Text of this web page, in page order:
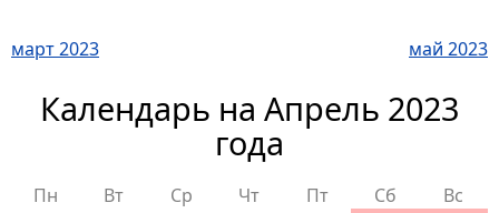
март 2023 май 2023
Календарь на Апрель 2023
года
Пн Вт Ср Чт Пт Сб Вс